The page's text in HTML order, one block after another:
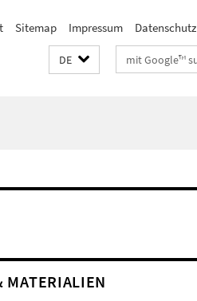
Sitemap Impressum Datenschutz
DE Suchbegriffe
MATERIALIEN